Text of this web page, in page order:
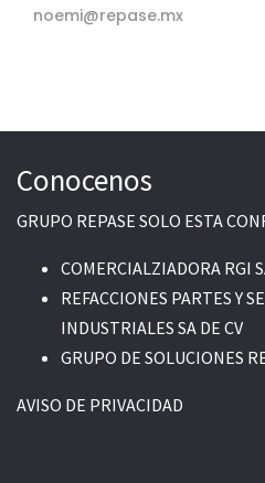
noemi@repase.mx
Conocenos
GRUPO REPASE SOLO ESTA
COMERCIALZIADORA RGI
REFACCIONES PARTES Y
INDUSTRIALES SA DE CV
GRUPO DE SOLUCIONES
AVISO DE PRIVACIDAD